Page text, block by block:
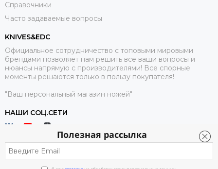
Полезная рассылка
Справочники
Часто задаваемые вопросы
KNIVES&EDC
Официальное сотрудничество с топовыми мировыми
брендами позволяет нам решить все ваши вопросы и
нюансы напрямую с производителями! Все спорные
моменты решаются только в пользу покупателя!
"Ваш персональный магазин ножей"
НАШИ СОЦ.СЕТИ